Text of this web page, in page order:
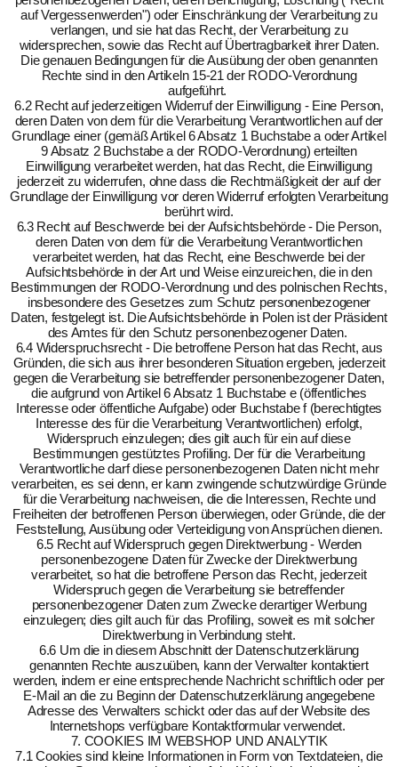
auf Vergessenwerden") oder Einschränkung der Verarbeitung zu
verlangen, und sie hat das Recht, der Verarbeitung zu
widersprechen, sowie das Recht auf Übertragbarkeit ihrer Daten.
Die genauen Bedingungen für die Ausübung der oben genannten
Rechte sind in den Artikeln 15-21 der RODO-Verordnung
aufgeführt.
6.2 Recht auf jederzeitigen Widerruf der Einwilligung - Eine Person,
deren Daten von dem für die Verarbeitung Verantwortlichen auf der
Grundlage einer (gemäß Artikel 6 Absatz 1 Buchstabe a oder Artikel
9 Absatz 2 Buchstabe a der RODO-Verordnung) erteilten
Einwilligung verarbeitet werden, hat das Recht, die Einwilligung
jederzeit zu widerrufen, ohne dass die Rechtmäßigkeit der auf der
Grundlage der Einwilligung vor deren Widerruf erfolgten Verarbeitung
berührt wird.
6.3 Recht auf Beschwerde bei der Aufsichtsbehörde - Die Person,
deren Daten von dem für die Verarbeitung Verantwortlichen
verarbeitet werden, hat das Recht, eine Beschwerde bei der
Aufsichtsbehörde in der Art und Weise einzureichen, die in den
Bestimmungen der RODO-Verordnung und des polnischen Rechts,
insbesondere des Gesetzes zum Schutz personenbezogener
Daten, festgelegt ist. Die Aufsichtsbehörde in Polen ist der Präsident
des Amtes für den Schutz personenbezogener Daten.
6.4 Widerspruchsrecht - Die betroffene Person hat das Recht, aus
Gründen, die sich aus ihrer besonderen Situation ergeben, jederzeit
gegen die Verarbeitung sie betreffender personenbezogener Daten,
die aufgrund von Artikel 6 Absatz 1 Buchstabe e (öffentliches
Interesse oder öffentliche Aufgabe) oder Buchstabe f (berechtigtes
Interesse des für die Verarbeitung Verantwortlichen) erfolgt,
Widerspruch einzulegen; dies gilt auch für ein auf diese
Bestimmungen gestütztes Profiling. Der für die Verarbeitung
Verantwortliche darf diese personenbezogenen Daten nicht mehr
verarbeiten, es sei denn, er kann zwingende schutzwürdige Gründe
für die Verarbeitung nachweisen, die die Interessen, Rechte und
Freiheiten der betroffenen Person überwiegen, oder Gründe, die der
Feststellung, Ausübung oder Verteidigung von Ansprüchen dienen.
6.5 Recht auf Widerspruch gegen Direktwerbung - Werden
personenbezogene Daten für Zwecke der Direktwerbung
verarbeitet, so hat die betroffene Person das Recht, jederzeit
Widerspruch gegen die Verarbeitung sie betreffender
personenbezogener Daten zum Zwecke derartiger Werbung
einzulegen; dies gilt auch für das Profiling, soweit es mit solcher
Direktwerbung in Verbindung steht.
6.6 Um die in diesem Abschnitt der Datenschutzerklärung
genannten Rechte auszuüben, kann der Verwalter kontaktiert
werden, indem er eine entsprechende Nachricht schriftlich oder per
E-Mail an die zu Beginn der Datenschutzerklärung angegebene
Adresse des Verwalters schickt oder das auf der Website des
Internetshops verfügbare Kontaktformular verwendet.
7. COOKIES IM WEBSHOP UND ANALYTIK
7.1 Cookies sind kleine Informationen in Form von Textdateien, die